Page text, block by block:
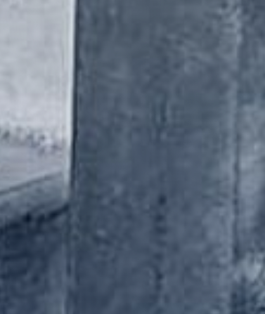
Bohrwerk­zeuge
Pfahlprüfungen